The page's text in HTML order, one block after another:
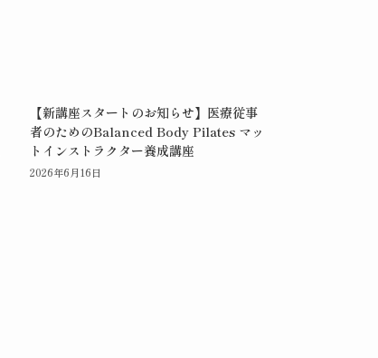
【新講座スタートのお知らせ】医療従事
者のためのBalanced Body Pilates マッ
トインストラクター養成講座
2026年6月16日